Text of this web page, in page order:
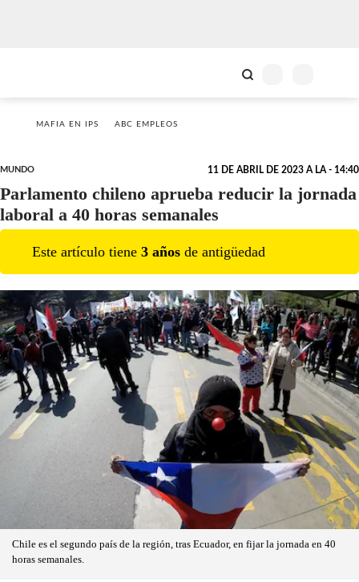
MAFIA EN IPS ABC EMPLEOS
MUNDO 11 DE ABRIL DE 2023 A LA - 14:40
Parlamento chileno aprueba reducir la jornada
laboral a 40 horas semanales
Este artículo tiene 3 años de antigüedad
Chile es el segundo país de la región, tras Ecuador, en fijar la jornada en 40
horas semanales.